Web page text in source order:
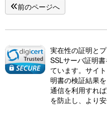
前のページへ
実在性の証明と
SSLサーバ証明
ています。サイ
明書の検証結果
通信を利用すれ
を防止し、より